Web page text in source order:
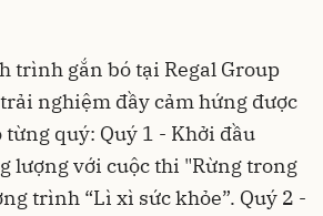
trình gắn bó tại Regal Group
nghiệm đầy cảm hứng được
từng quý: Quý 1 - Khởi đầu
lượng với cuộc thi "Rừng trong
trình “Lì xì sức khỏe”. Quý 2 -